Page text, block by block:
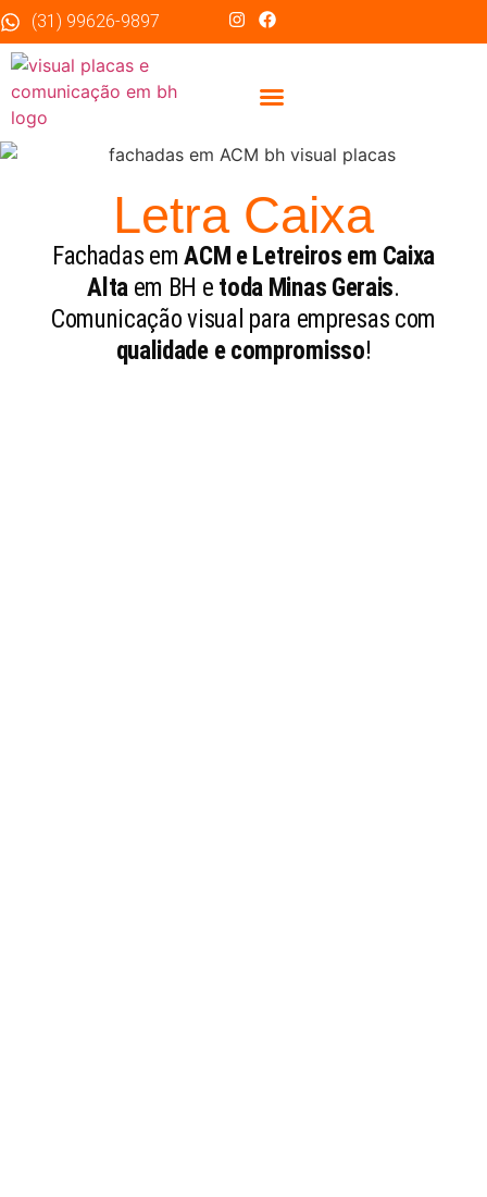
(31) 99626-9897
Letra Caixa
Fachadas emACM e Letreiros em Caixa
Alta em BH e toda Minas Gerais.
Comunicação visual para empresas com
qualidade e compromisso!